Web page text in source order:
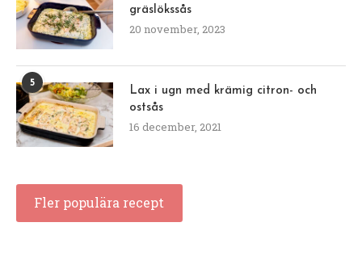
gräslökssås
20 november, 2023
5
Lax i ugn med krämig citron- och
ostsås
16 december, 2021
Fler populära recept